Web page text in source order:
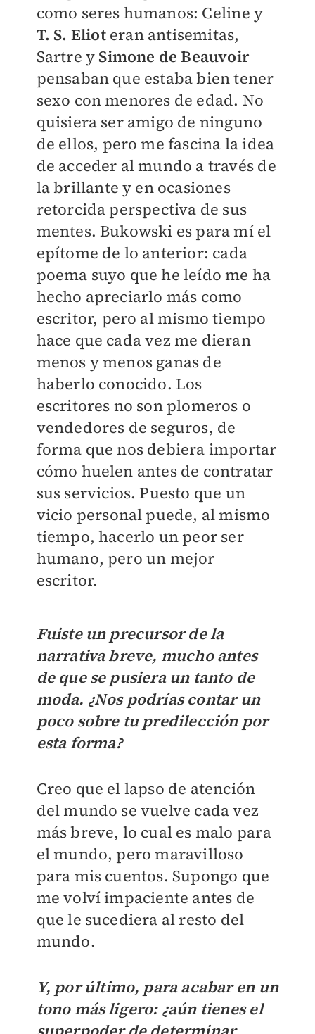
como seres humanos: Celine y
T. S. Elioteran antisemitas,
Sartre y Simone de Beauvoir
pensaban que estaba bien tener
sexo con menores de edad. No
quisiera ser amigo de ninguno
de ellos, pero me fascina la idea
de acceder al mundo a través de
la brillante y en ocasiones
retorcida perspectiva de sus
mentes. Bukowski es para mí el
epítome de lo anterior: cada
poema suyo que he leído me ha
hecho apreciarlo más como
escritor, pero al mismo tiempo
hace que cada vez me dieran
menos y menos ganas de
haberlo conocido. Los
escritores no son plomeros o
vendedores de seguros, de
forma que nos debiera importar
cómo huelen antes de contratar
sus servicios. Puesto que un
vicio personal puede, al mismo
tiempo, hacerlo un peor ser
humano, pero un mejor
escritor.
Fuiste un precursor de la
narrativa breve, mucho antes
de que se pusiera un tanto de
moda. ¿Nos podrías contar un
poco sobre tu predilección por
esta forma?
Creo que el lapso de atención
del mundo se vuelve cada vez
más breve, lo cual es malo para
el mundo, pero maravilloso
para mis cuentos. Supongo que
me volví impaciente antes de
que le sucediera al resto del
mundo.
Y, por último, para acabar en un
tono más ligero: ¿aún tienes el